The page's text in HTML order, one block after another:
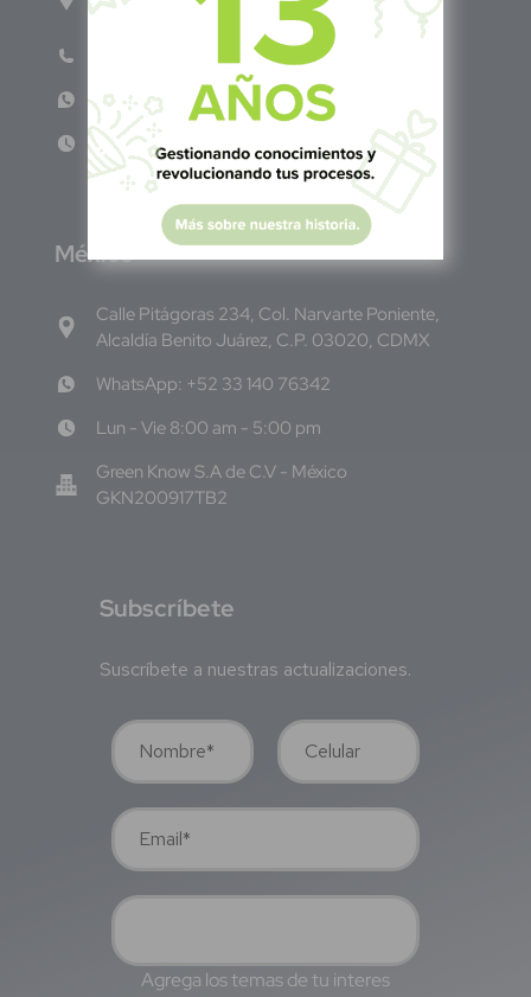
Salvador Centro
Teléfono: +503 6986 1402
WhatsApp: +503 7687 3923
Lun - Vie 8:00am - 5:00pm
México
Calle Pitágoras 234, Col. Narvarte Poniente,
Alcaldía Benito Juárez, C.P. 03020, CDMX
WhatsApp: +52 33 140 76342
Lun - Vie 8:00 am - 5:00 pm
Green Know S.A de C.V - México
GKN200917TB2
Subscríbete
Suscríbete a nuestras actualizaciones.
Agrega los temas de tu interes